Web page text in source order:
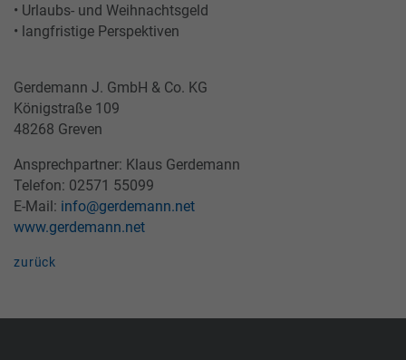
• Urlaubs- und Weihnachtsgeld
• langfristige Perspektiven
Gerdemann J. GmbH & Co. KG ­
Königstraße 109
48268 Greven
Ansprechpartner: Klaus Gerdemann
Telefon: 02571 55099
E-Mail: info@gerdemann.net
www.gerdemann.net
zurück